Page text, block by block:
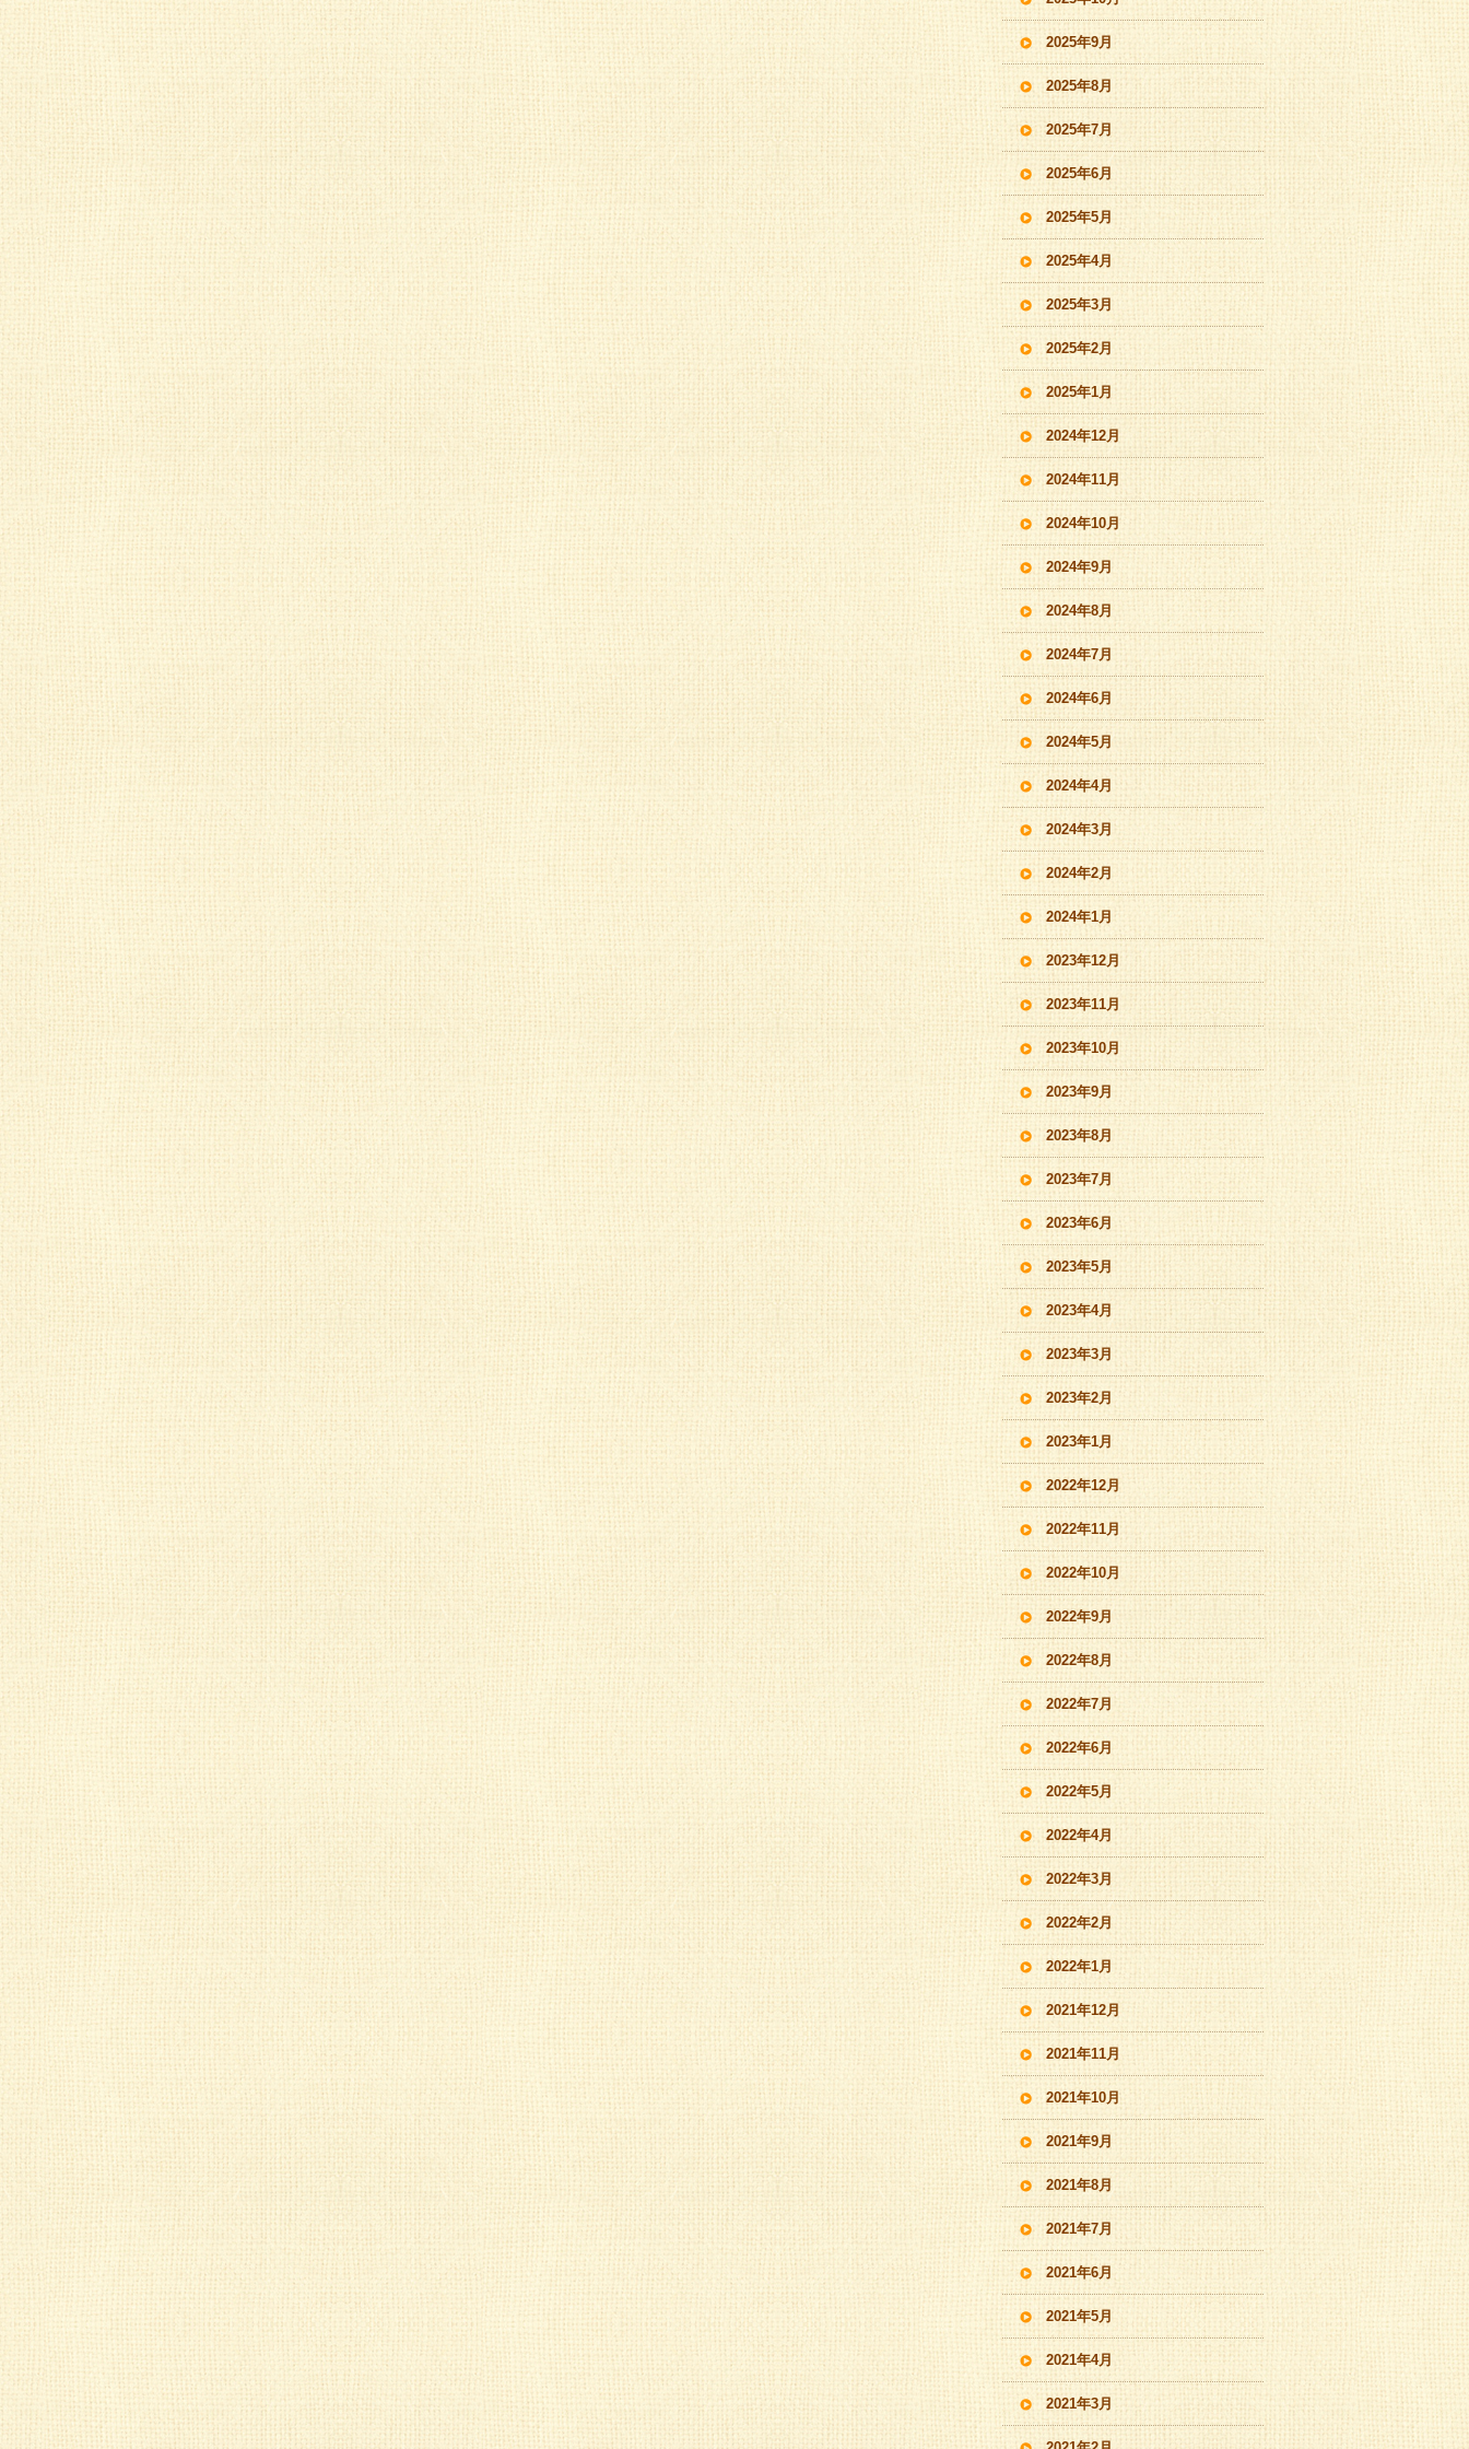
2025年9月
2025年8月
2025年7月
2025年6月
2025年5月
2025年4月
2025年3月
2025年2月
2025年1月
2024年12月
2024年11月
2024年10月
2024年9月
2024年8月
2024年7月
2024年6月
2024年5月
2024年4月
2024年3月
2024年2月
2024年1月
2023年12月
2023年11月
2023年10月
2023年9月
2023年8月
2023年7月
2023年6月
2023年5月
2023年4月
2023年3月
2023年2月
2023年1月
2022年12月
2022年11月
2022年10月
2022年9月
2022年8月
2022年7月
2022年6月
2022年5月
2022年4月
2022年3月
2022年2月
2022年1月
2021年12月
2021年11月
2021年10月
2021年9月
2021年8月
2021年7月
2021年6月
2021年5月
2021年4月
2021年3月